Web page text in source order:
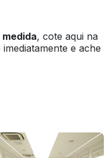
, cote aqui na
e ache